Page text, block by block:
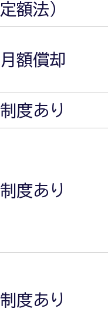
定額法）
月額償却
制度あり
制度あり
制度あり